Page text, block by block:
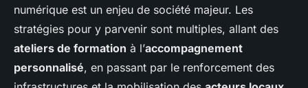
numérique est un enjeu de société majeur. Les
stratégies pour y parvenir sont multiples, allant des
ateliers de formation à l’accompagnement
personnalisé, en passant par le renforcement des